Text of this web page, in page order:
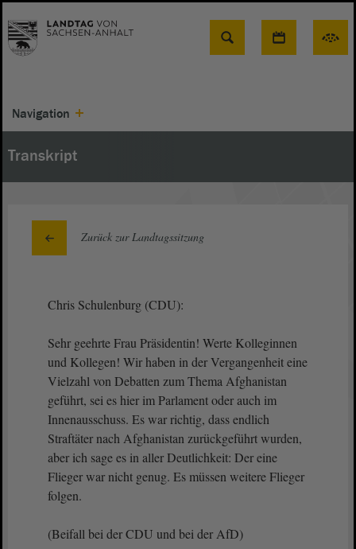
Suche
Navigation
Transkript
Zurück zur Landtagssitzung
Chris Schulenburg (CDU):
Sehr geehrte Frau Präsidentin! Werte Kolleginnen
und Kollegen! Wir haben in der Vergangenheit eine
Vielzahl von Debatten zum Thema Afghanistan
geführt, sei es hier im Parlament oder auch im
Innenausschuss. Es war richtig, dass endlich
Straftäter nach Afghanistan zurückgeführt wurden,
aber ich sage es in aller Deutlichkeit: Der eine
Flieger war nicht genug. Es müssen weitere Flieger
folgen.
(Beifall bei der CDU und bei der AfD)